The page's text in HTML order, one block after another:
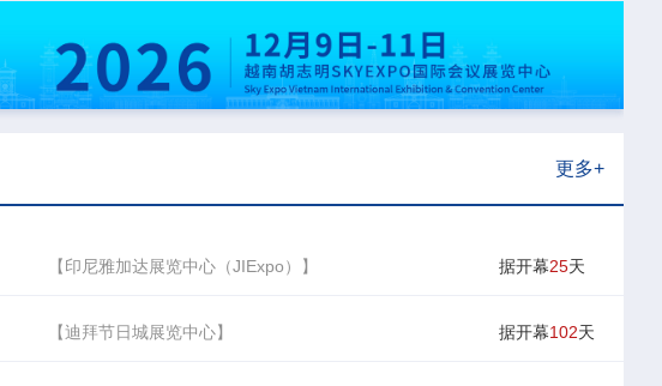
更多+
【印尼雅加达展览中心（JIExpo）】 据开幕25天
【迪拜节日城展览中心】 据开幕102天